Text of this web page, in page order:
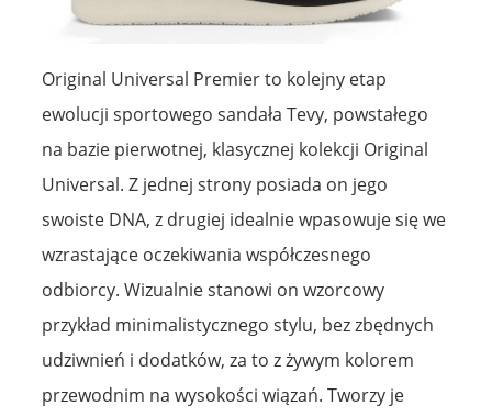
Original Universal Premier to kolejny etap
ewolucji sportowego sandała Tevy, powstałego
na bazie pierwotnej, klasycznej kolekcji Original
Universal. Z jednej strony posiada on jego
swoiste DNA, z drugiej idealnie wpasowuje się we
wzrastające oczekiwania współczesnego
odbiorcy. Wizualnie stanowi on wzorcowy
przykład minimalistycznego stylu, bez zbędnych
udziwnień i dodatków, za to z żywym kolorem
przewodnim na wysokości wiązań. Tworzy je